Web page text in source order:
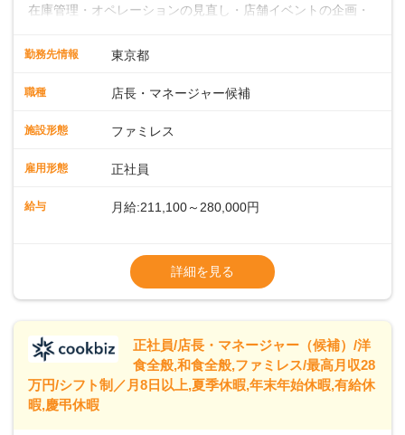
在庫管理・オペレーションの見直し・店舗イベントの企画・
入社後はスキルに合わせた業務からお任せしますので、徐々
向上を目指すDX推進～ ◆すかいらーくのレストランでは、
スタッフの働きやすさをサポートしています。配膳ロボット
や歩行数が約40%も削減されました！また、配膳ロボットに
なDX（デジタルトランスフォーメーション）の取り組みを進
います。私たちは、多様な働き方を提供し、ライフステージ
に合わせた柔軟な勤務時間や働きやすい環境を整えていま
います。
勤務先情報 東京都
職種 店長・マネージャー候補
施設形態 ファミレス
雇用形態 正社員
給与 月給:211,100～280,000円
※残業代全額支給
※経験に応じて応相談①ナショナル社員：月
給245,800円～②エリア社員 ：月給
詳細を見る
正社員/店長・マネージャー（候補）/洋
食全般,和食全般,ファミレス/最高月収28
万円/シフト制／月8日以上,夏季休暇,年末年始休暇,有給休
暇,慶弔休暇